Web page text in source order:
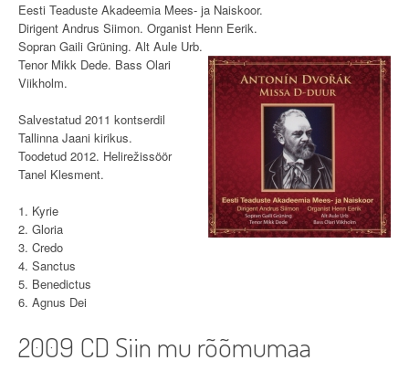
Eesti Teaduste Akadeemia Mees- ja Naiskoor.
Dirigent Andrus Siimon. Organist Henn Eerik.
Sopran Gaili Grüning. Alt Aule Urb.
Tenor Mikk Dede. Bass Olari
Viikholm.
Salvestatud 2011 kontserdil
Tallinna Jaani kirikus.
Toodetud 2012. Helirežissöör
Tanel Klesment.
1. Kyrie
2. Gloria
3. Credo
4. Sanctus
5. Benedictus
6. Agnus Dei
2009 CD Siin mu rõõmumaa